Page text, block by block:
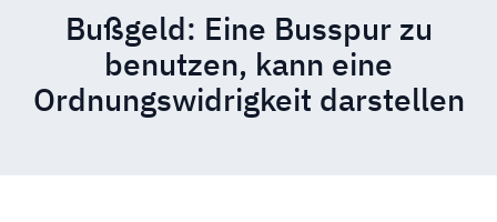
Bußgeld: Eine Busspur zu
benutzen, kann eine
Ordnungswidrigkeit darstellen